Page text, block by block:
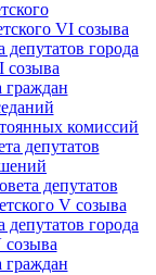
VI созыва
депутатов города
созыва
граждан
комиссий
депутатов
депутатов
V созыва
депутатов города
созыва
граждан